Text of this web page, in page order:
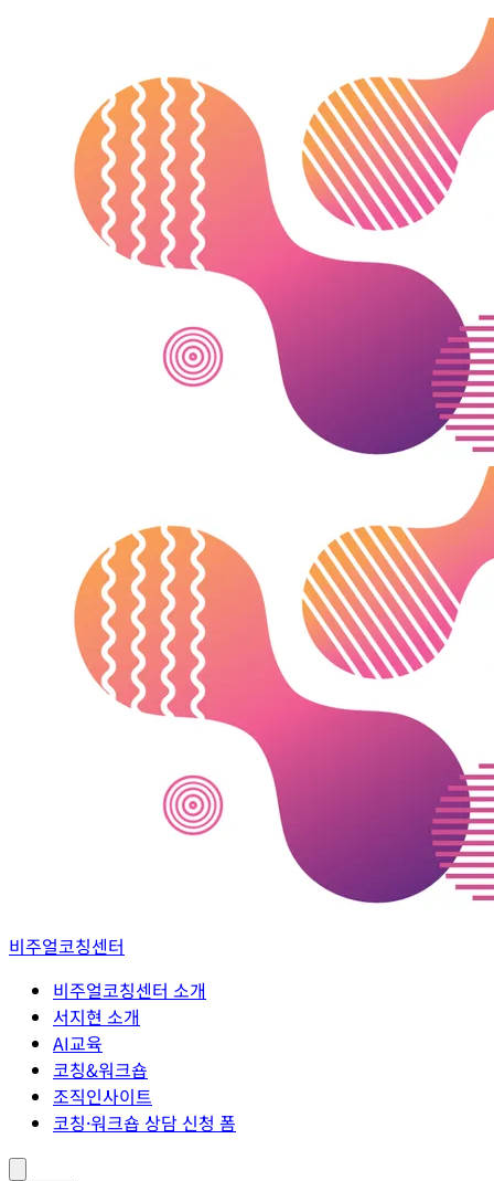
비주얼코칭센터
비주얼코칭센터 소개
서지현 소개
AI교육
코칭&워크숍
조직인사이트
코칭·워크숍 상담 신청 폼